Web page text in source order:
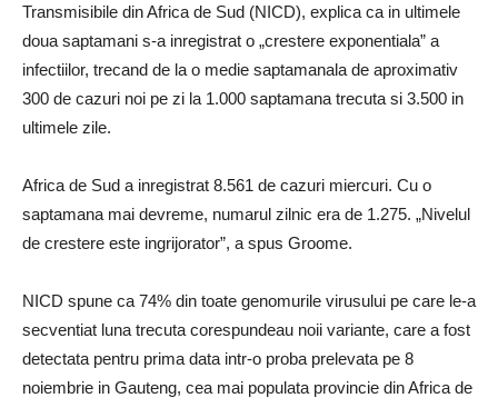
Transmisibile din Africa de Sud (NICD), explica ca in ultimele
doua saptamani s-a inregistrat o „crestere exponentiala” a
infectiilor, trecand de la o medie saptamanala de aproximativ
300 de cazuri noi pe zi la 1.000 saptamana trecuta si 3.500 in
ultimele zile.
Africa de Sud a inregistrat 8.561 de cazuri miercuri. Cu o
saptamana mai devreme, numarul zilnic era de 1.275. „Nivelul
de crestere este ingrijorator”, a spus Groome.
NICD spune ca 74% din toate genomurile virusului pe care le-a
secventiat luna trecuta corespundeau noii variante, care a fost
detectata pentru prima data intr-o proba prelevata pe 8
noiembrie in Gauteng, cea mai populata provincie din Africa de